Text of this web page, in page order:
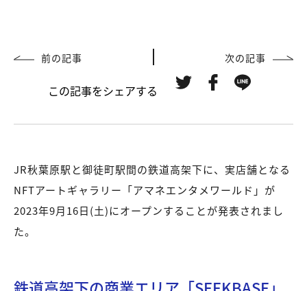
前の記事 次の記事
この記事をシェアする
JR秋葉原駅と御徒町駅間の鉄道高架下に、実店舗となる
NFTアートギャラリー「アマネエンタメワールド」が
2023年9月16日(土)にオープンすることが発表されまし
た。